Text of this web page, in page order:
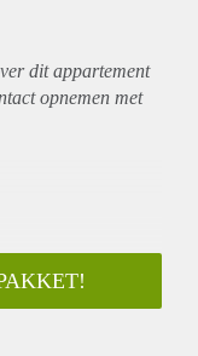
ditappartement
opnemen met